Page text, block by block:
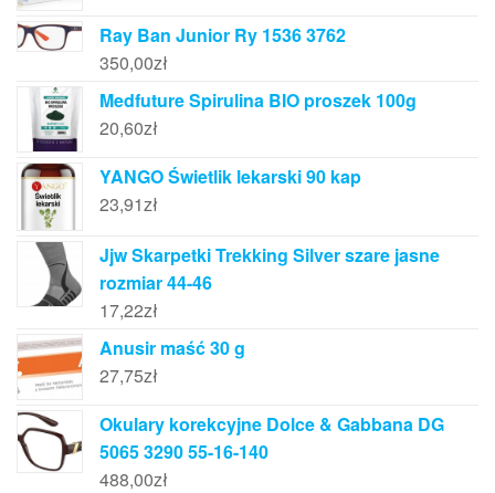
Ray Ban Junior Ry 1536 3762
350,00zł
Medfuture Spirulina BIO proszek 100g
20,60zł
YANGO Świetlik lekarski 90 kap
23,91zł
Jjw Skarpetki Trekking Silver szare jasne
rozmiar 44-46
17,22zł
Anusir maść 30 g
27,75zł
Okulary korekcyjne Dolce & Gabbana DG
5065 3290 55-16-140
488,00zł